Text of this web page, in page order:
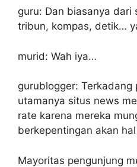
guru: Dan biasanya dari
tribun, kompas, detik…
murid: Wah iya…
gurublogger: Terkadang
utamanya situs news
rate karena mereka
berkepentingan akan
Mayoritas pengunjung